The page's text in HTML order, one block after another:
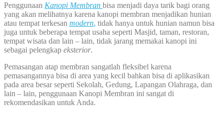
Penggunaan Kanopi Membran bisa menjadi daya tarik bagi orang
yang akan melihatnya karena kanopi membran menjadikan hunian
atau tempat terkesan modern, tidak hanya untuk hunian namun bisa
juga untuk beberapa tempat usaha seperti Masjid, taman, restoran,
tempat wisata dan lain – lain, tidak jarang memakai kanopi ini
sebagai pelengkap eksterior.
Pemasangan atap membran sangatlah fleksibel karena
pemasangannya bisa di area yang kecil bahkan bisa di aplikasikan
pada area besar seperti Sekolah, Gedung, Lapangan Olahraga, dan
lain – lain, penggunaan Kanopi Membran ini sangat di
rekomendasikan untuk Anda.